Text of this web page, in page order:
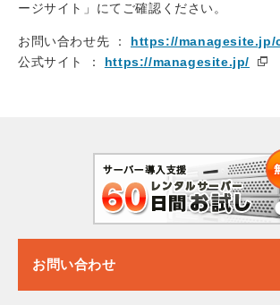
ージサイト」にてご確認ください。
お問い合わせ先 ： https://managesite.jp/
公式サイト ： https://managesite.jp/
お問い合わせ